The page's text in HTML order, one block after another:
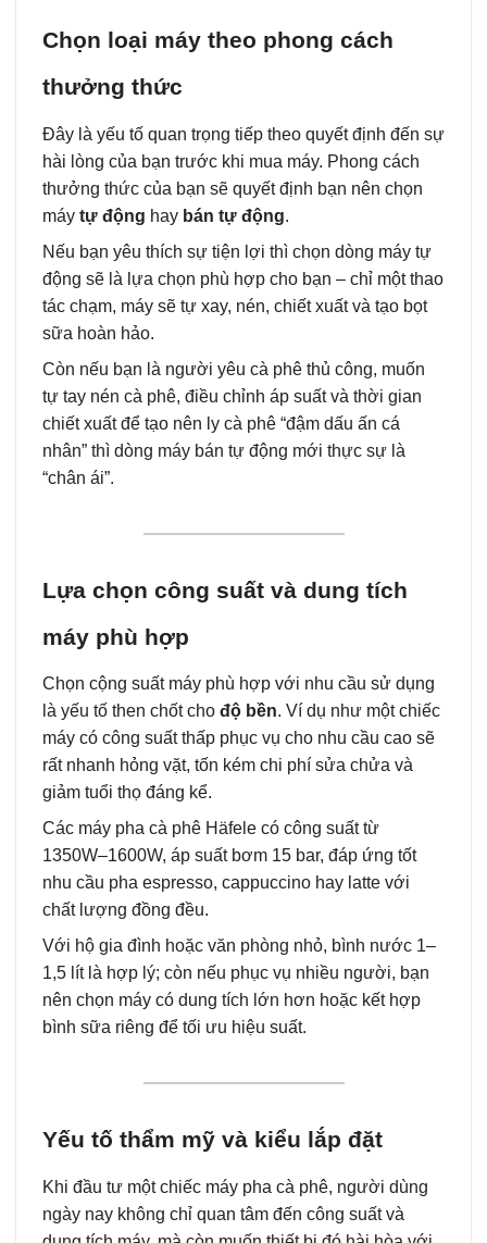
Chọn loại máy theo phong cách
thưởng thức
Đây là yếu tố quan trọng tiếp theo quyết định đến sự
hài lòng của bạn trước khi mua máy. Phong cách
thưởng thức của bạn sẽ quyết định bạn nên chọn
máy tự động hay bán tự động.
Nếu bạn yêu thích sự tiện lợi thì chọn dòng máy tự
động sẽ là lựa chọn phù hợp cho bạn – chỉ một thao
tác chạm, máy sẽ tự xay, nén, chiết xuất và tạo bọt
sữa hoàn hảo.
Còn nếu bạn là người yêu cà phê thủ công, muốn
tự tay nén cà phê, điều chỉnh áp suất và thời gian
chiết xuất để tạo nên ly cà phê “đậm dấu ấn cá
nhân” thì dòng máy bán tự động mới thực sự là
“chân ái”.
Lựa chọn công suất và dung tích
máy phù hợp
Chọn cộng suất máy phù hợp với nhu cầu sử dụng
là yếu tố then chốt cho độ bền. Ví dụ như một chiếc
máy có công suất thấp phục vụ cho nhu cầu cao sẽ
rất nhanh hỏng vặt, tốn kém chi phí sửa chửa và
giảm tuổi thọ đáng kể.
Các máy pha cà phê Häfele có công suất từ
1350W–1600W, áp suất bơm 15 bar, đáp ứng tốt
nhu cầu pha espresso, cappuccino hay latte với
chất lượng đồng đều.
Với hộ gia đình hoặc văn phòng nhỏ, bình nước 1–
1,5 lít là hợp lý; còn nếu phục vụ nhiều người, bạn
nên chọn máy có dung tích lớn hơn hoặc kết hợp
bình sữa riêng để tối ưu hiệu suất.
Yếu tố thẩm mỹ và kiểu lắp đặt
Khi đầu tư một chiếc máy pha cà phê, người dùng
ngày nay không chỉ quan tâm đến công suất và